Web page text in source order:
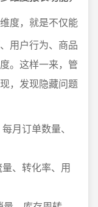
度，就是不仅能
用户行为、商品
。这样一来，管
，发现隐藏问题
月订单数量、
、转化率、用